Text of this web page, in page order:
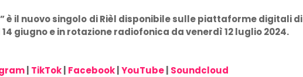
è il nuovo singolo di Rièl disponibile sulle piattaforme digitali di
giugno e in rotazione radiofonica da venerdì 12 luglio 2024.
TikTok Facebook YouTube Soundcloud